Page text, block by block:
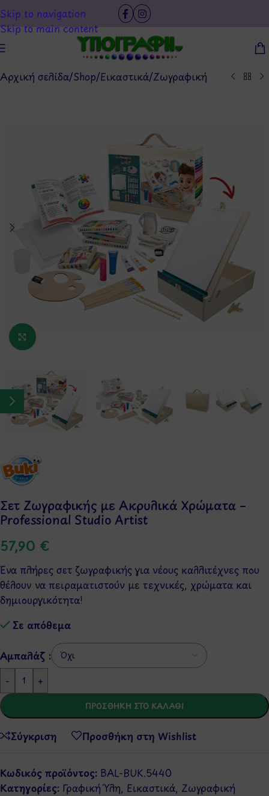
Skip to navigation
Skip to main content
Αρχική σελίδα/Shop/Εικαστικά/Ζωγραφική
Κάντε κλικ για μεγέθυνση
Σετ Ζωγραφικής με Ακρυλικά Χρώματα –
Professional Studio Artist
57,90 €
Ένα πλήρες σετ ζωγραφικής για νέους καλλιτέχνες που
θέλουν να πειραματιστούν με τεχνικές, χρώματα και
δημιουργικότητα!
Σε απόθεμα
Αμπαλάζ :
-
+
ΠΡΟΣΘΉΚΗ ΣΤΟ ΚΑΛΆΘΙ
Σύγκριση Προσθήκη στη Wishlist
Κωδικός προϊόντος: BAL-BUK.5440
Κατηγορίες: Γραφική Ύλη, Εικαστικά, Ζωγραφική